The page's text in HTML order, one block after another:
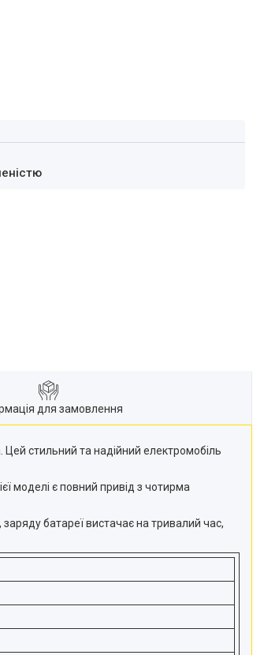
для замовлення
стильний та надійний електромобіль
моделі є повний привід з чотирма
батареї вистачає на тривалий час,